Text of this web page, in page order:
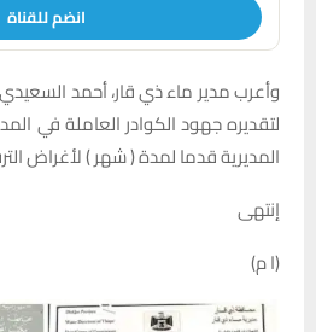
انضم للقناة
وأعرب مدير ماء ذي قار، أحمد
لتقديره جهود الكوادر العاملة في
المديرية قدما لمدة ( شهر ) لأغراض
إنتهى
(ا م)